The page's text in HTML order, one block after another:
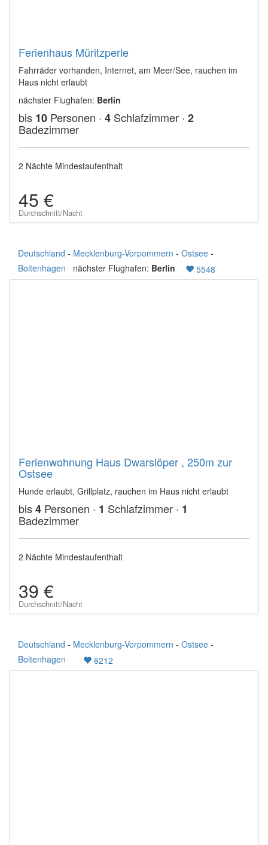
Ferienhaus Müritzperle
Fahrräder vorhanden, Internet, am Meer/See, rauchen im
Haus nicht erlaubt
nächster Flughafen: Berlin
bis 10 Personen · 4 Schlafzimmer · 2
Badezimmer
2 Nächte Mindestaufenthalt
45 €
Durchschnitt/Nacht
Deutschland - Mecklenburg-Vorpommern - Ostsee -
Boltenhagen nächster Flughafen: Berlin 5548
Ferienwohnung Haus Dwarslöper , 250m zur
Ostsee
Hunde erlaubt, Grillplatz, rauchen im Haus nicht erlaubt
bis4 Personen · 1 Schlafzimmer · 1
Badezimmer
2 Nächte Mindestaufenthalt
39 €
Durchschnitt/Nacht
Deutschland - Mecklenburg-Vorpommern - Ostsee -
Boltenhagen
6212